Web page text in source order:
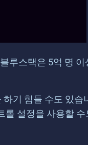
루스택은 5억 명
기 힘들 수도 있습
설정을 사용할 수